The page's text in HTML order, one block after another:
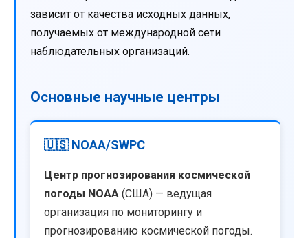
зависит от качества исходных данных,
получаемых от международной сети
наблюдательных организаций.
Основные научные центры
🇺🇸 NOAA/SWPC
Центр прогнозирования космической
погоды NOAA (США) — ведущая
организация по мониторингу и
прогнозированию космической погоды.